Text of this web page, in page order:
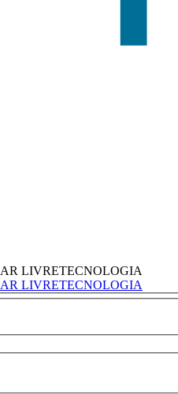
AR LIVRETECNOLOGIA
AR LIVRETECNOLOGIA